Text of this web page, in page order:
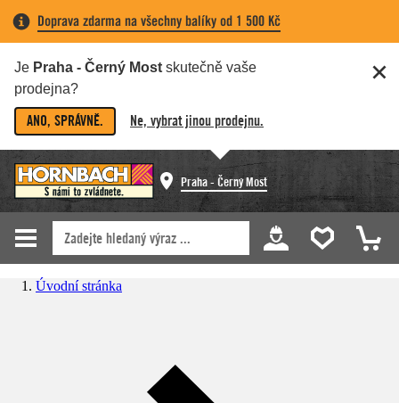
Doprava zdarma na všechny balíky od 1 500 Kč
Je Praha - Černý Most skutečně vaše
prodejna?
ANO, SPRÁVNĚ. Ne, vybrat jinou prodejnu.
Praha - Černý Most
Úvodní stránka